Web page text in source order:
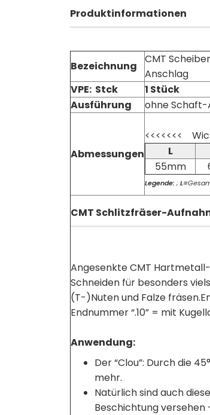
Produktinformationen
Bezeichnung
CMT
Anschlag
VPE: Stck
1 Stück
Ausführung
ohne Schaft-
Abmessungen
<<<<<<<
L
55mm
Legende: ;L=
CMT Schlitzfräser-
Angesenkte CMT
Schneiden für besonders
(T-)Nuten und Falze
Endnummer “.10” = mit
Anwendung:
Der “Clou”: Durch die
mehr.
Natürlich sind auch
Beschichtung versehen